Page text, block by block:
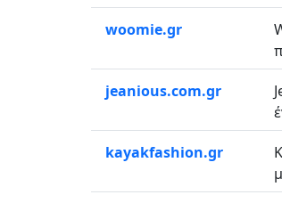
woomie.gr
jeanious.com.gr
kayakfashion.gr